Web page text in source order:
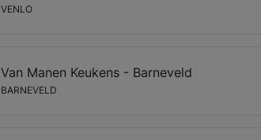
VENLO
Van Manen Keukens - Barneveld
BARNEVELD